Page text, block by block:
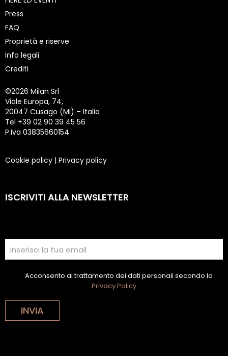
Press
FAQ
Proprietà e riserve
Info legali
Crediti
©2026 Milan Srl
Viale Europa, 74,
20047 Cusago (MI) – Italia
Tel +39 02 90 39 45 56
P.Iva 03835660154
Cookie policy | Privacy policy
ISCRIVITI ALLA NEWSLETTER
Acconsento al trattamento dei dati personali secondo la
Privacy Policy
INVIA